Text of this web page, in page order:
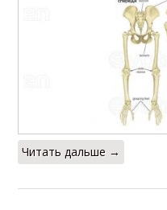
Читать дальше →